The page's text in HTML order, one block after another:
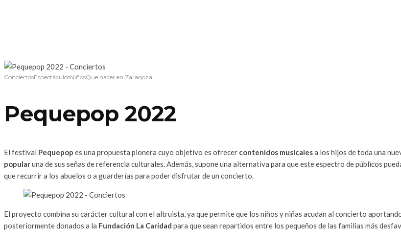
ConciertosEspectáculosNiñosQue hacer en Zaragoza
Pequepop 2022
El festival Pequepop es una propuesta pionera cuyo objetivo es ofrecer contenidos musicalesa los hijos de toda una
popularuna de sus señas de referencia culturales. Además, supone una alternativa para que este espectro de públicos
que recurrir a los abuelos o a guarderías para poder disfrutar de un concierto.
El proyecto combina su carácter cultural con el altruista, ya que permite que los niños y niñas acudan al concierto
posteriormente donados a la Fundación La Caridad para que sean repartidos entre los pequeños de las familias más